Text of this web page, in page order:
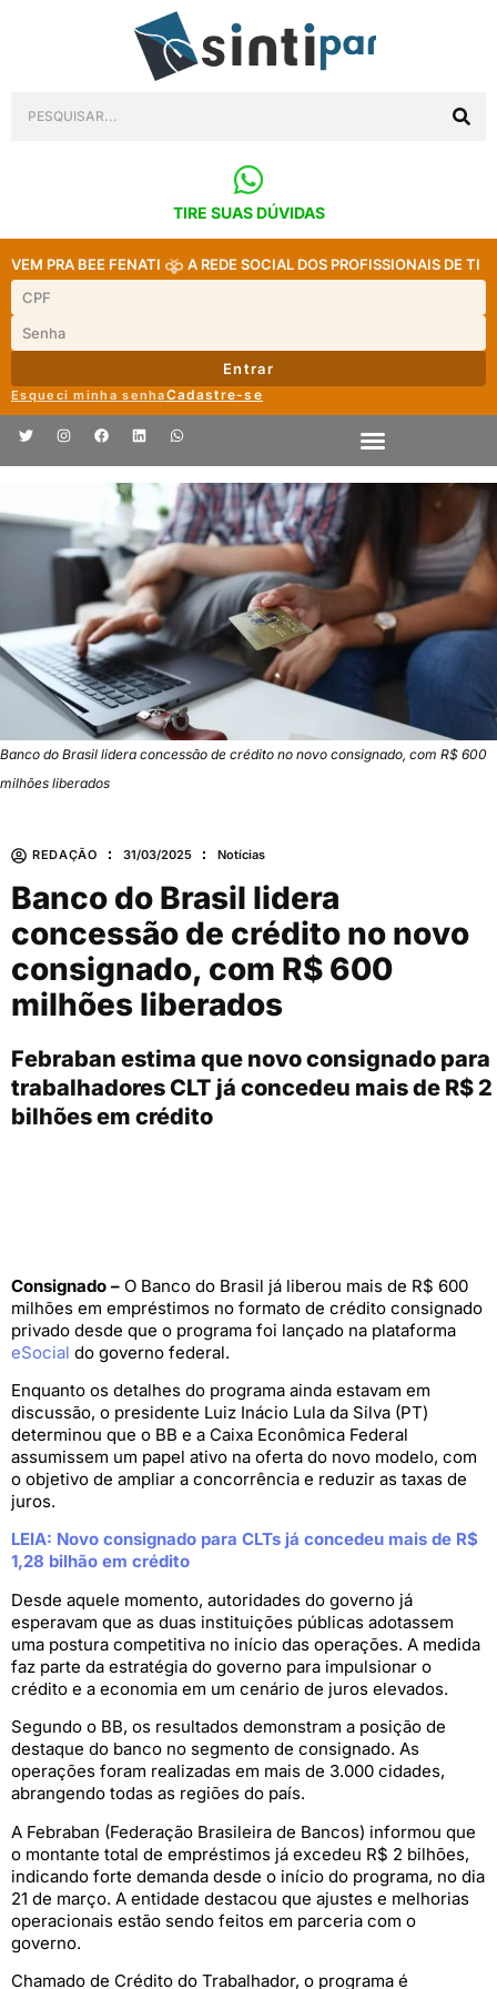
TIRE SUAS DÚVIDAS
VEM PRA BEE FENATI A REDE SOCIAL DOS PROFISSIONAIS DE TI
Entrar
Esqueci minha senhaCadastre-se
Banco do Brasil lidera concessão de crédito no novo consignado, com R$ 600
milhões liberados
REDAÇÃO 31/03/2025 Notícias
Banco do Brasil lidera
concessão de crédito no novo
consignado, com R$ 600
milhões liberados
Febraban estima que novo consignado para
trabalhadores CLT já concedeu mais de R$ 2
bilhões em crédito
Consignado – O Banco do Brasil já liberou mais de R$ 600
milhões em empréstimos no formato de crédito consignado
privado desde que o programa foi lançado na plataforma
eSocial do governo federal.
Enquanto os detalhes do programa ainda estavam em
discussão, o presidente Luiz Inácio Lula da Silva (PT)
determinou que o BB e a Caixa Econômica Federal
assumissem um papel ativo na oferta do novo modelo, com
o objetivo de ampliar a concorrência e reduzir as taxas de
juros.
LEIA: Novo consignado para CLTs já concedeu mais de R$
1,28 bilhão em crédito
Desde aquele momento, autoridades do governo já
esperavam que as duas instituições públicas adotassem
uma postura competitiva no início das operações. A medida
faz parte da estratégia do governo para impulsionar o
crédito e a economia em um cenário de juros elevados.
Segundo o BB, os resultados demonstram a posição de
destaque do banco no segmento de consignado. As
operações foram realizadas em mais de 3.000 cidades,
abrangendo todas as regiões do país.
A Febraban (Federação Brasileira de Bancos) informou que
o montante total de empréstimos já excedeu R$ 2 bilhões,
indicando forte demanda desde o início do programa, no dia
21 de março. A entidade destacou que ajustes e melhorias
operacionais estão sendo feitos em parceria com o
governo.
Chamado de Crédito do Trabalhador, o programa é